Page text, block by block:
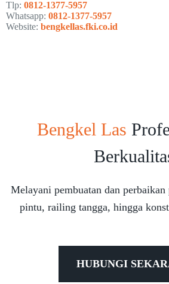
Tlp: 0812-1377-5957
Whatsapp: 0812-1377-5957
Website: bengkellas.fki.co.id
Bengkel Las
Melayani pembuatan dan
pintu, railing tangga, hingga
HUBUNGI